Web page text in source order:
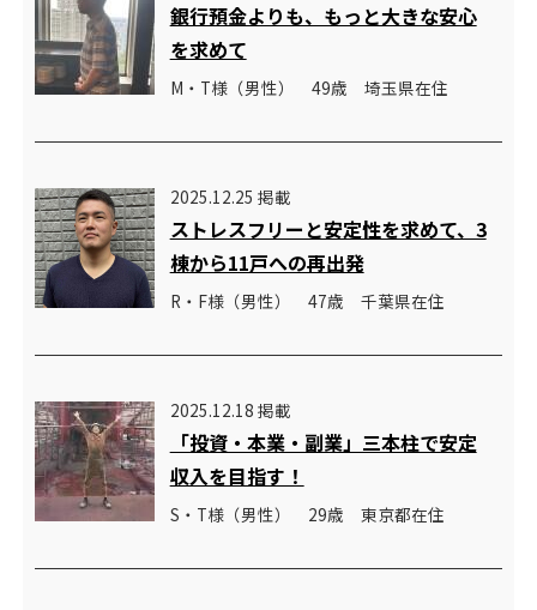
銀行預金よりも、もっと大きな安心
を求めて
M・T様（男性） 49歳 埼玉県在住
2025.12.25 掲載
ストレスフリーと安定性を求めて、3
棟から11戸への再出発
R・F様（男性） 47歳 千葉県在住
2025.12.18 掲載
「投資・本業・副業」三本柱で安定
収入を目指す！
S・T様（男性） 29歳 東京都在住